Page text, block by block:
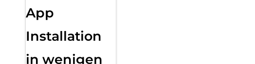
App
Installation
in wenigen